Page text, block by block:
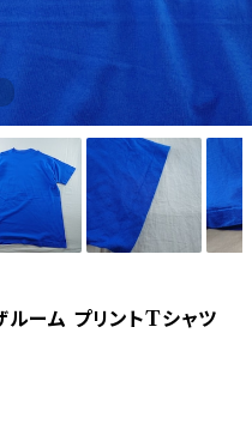
ルーム プリントTシャツ